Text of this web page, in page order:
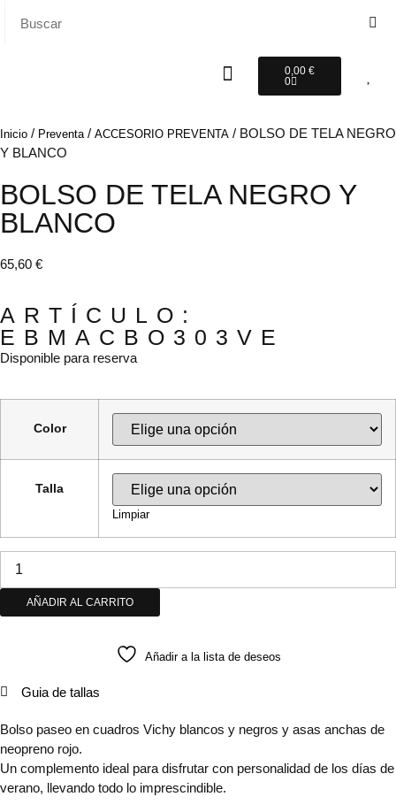
0,00 €
0
Inicio / Preventa / ACCESORIO PREVENTA / BOLSO DE TELA NEGRO
Y BLANCO
BOLSO DE TELA NEGRO Y
BLANCO
65,60 €
ARTÍCULO:
EBMACBO303VE
Disponible para reserva
Color
Talla
Limpiar
AÑADIR AL CARRITO
Añadir a la lista de deseos
Guia de tallas
Bolso paseo en cuadros Vichy blancos y negros y asas anchas de
neopreno rojo.
Un complemento ideal para disfrutar con personalidad de los días de
verano, llevando todo lo imprescindible.